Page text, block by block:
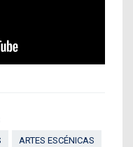
ARTES ESCÉNICAS